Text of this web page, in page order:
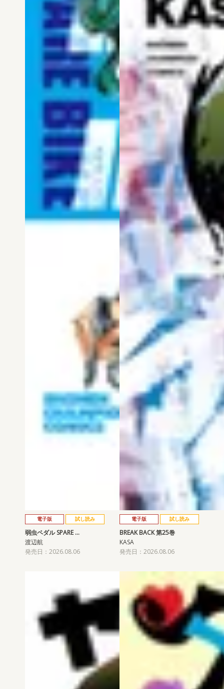
電子版 試し読み
弱虫ペダル SPARE …
渡辺航
発売日：2026.08.06
電子版 試し読み
BREAK BACK 第25巻
KASA
発売日：2026.08.06